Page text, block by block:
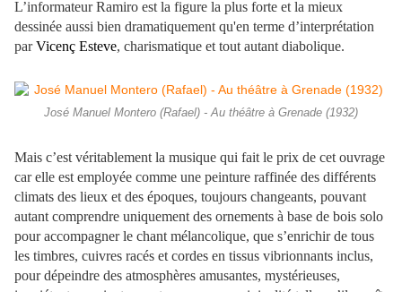
L’informateur Ramiro est la figure la plus forte et la mieux
dessinée aussi bien dramatiquement qu'en terme d’interprétation
parVicenç Esteve, charismatique et tout autant diabolique.
José Manuel Montero (Rafael) - Au théâtre à Grenade (1932)
Mais c’est véritablement la musique qui fait le prix de cet ouvrage
car elle est employée comme une peinture raffinée des différents
climats des lieux et des époques, toujours changeants, pouvant
autant comprendre uniquement des ornements à base de bois solo
pour accompagner le chant mélancolique, que s’enrichir de tous
les timbres, cuivres racés et cordes en tissus vibrionnants inclus,
pour dépeindre des atmosphères amusantes, mystérieuses,